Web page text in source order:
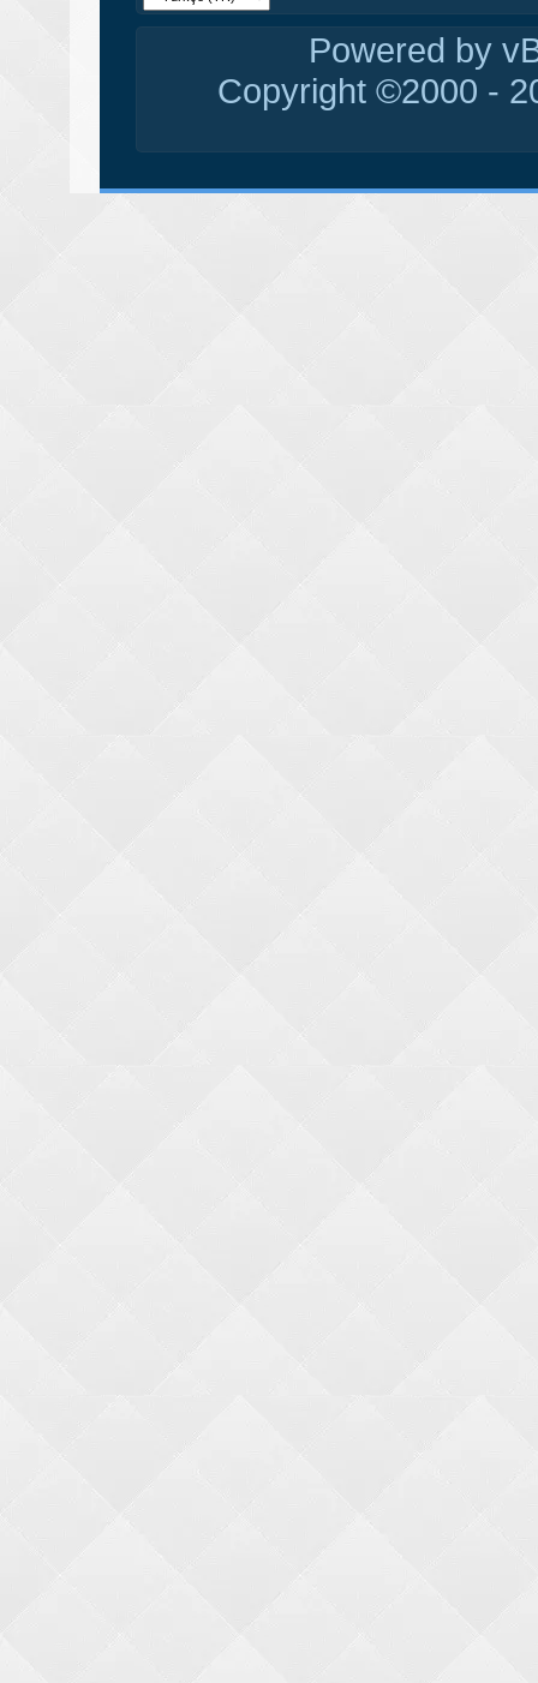
Powered by
Copyright ©2000 -